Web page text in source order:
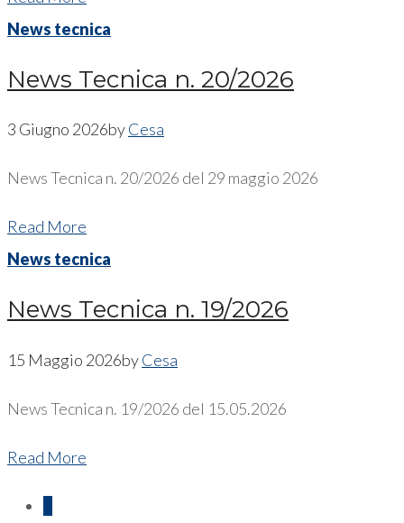
News tecnica
News Tecnica n. 20/2026
3 Giugno 2026byCesa
News Tecnica n. 20/2026 del 29 maggio 2026
Read More
News tecnica
News Tecnica n. 19/2026
15 Maggio 2026byCesa
News Tecnica n. 19/2026 del 15.05.2026
Read More